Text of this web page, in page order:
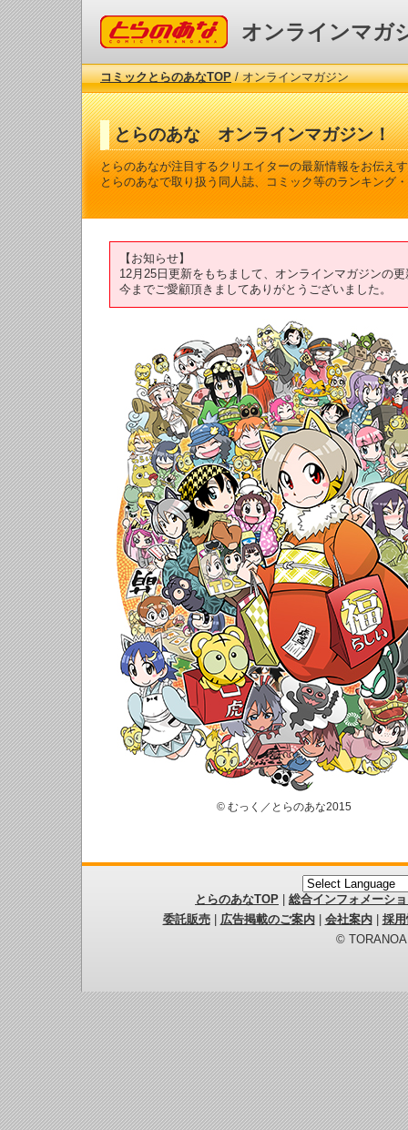
コミックとらのあな オンラインマガ
コミックとらのあなTOP/ オンラインマガジン
とらのあな オンラインマガジン！
とらのあなが注目するクリエイターの最新情報をお伝え
とらのあなで取り扱う同人誌、コミック等のランキング
【お知らせ】
12月25日更新をもちまして、オンラインマガジンの
今までご愛顧頂きましてありがとうございました。
© むっく／とらのあな2015
とらのあなTOP
総合インフォメーシ
委託販売| 広告掲載のご案内| 会社案内| 採
©